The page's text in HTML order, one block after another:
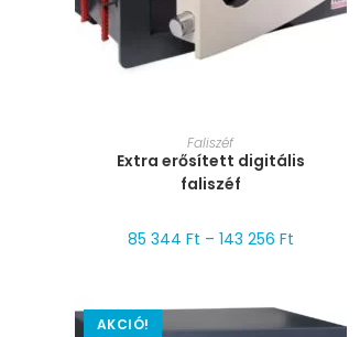
MÉRET VÁLASZTÁSA
Faliszéf
Extra erősített digitális
faliszéf
85 344 Ft – 143 256 Ft
AKCIÓ!